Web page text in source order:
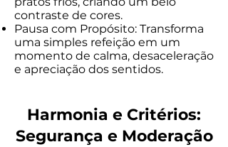
contraste de cores.
Pausa com Propósito: Transforma
uma simples refeição em um
momento de calma, desaceleração
e apreciação dos sentidos.
Harmonia e Critérios:
Segurança e Moderação